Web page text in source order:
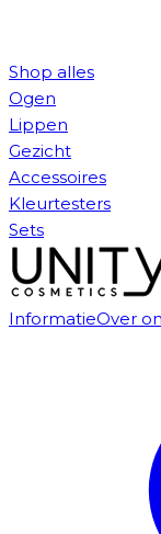
Shop alles
Ogen
Lippen
Gezicht
Accessoires
Kleurtesters
Sets
InformatieOver